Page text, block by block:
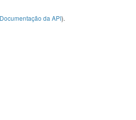
Documentação da API).